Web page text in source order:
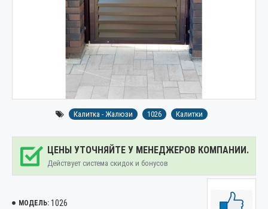
Калитка - Жалюзи 1026 Калитки
ЦЕНЫ УТОЧНЯЙТЕ У МЕНЕДЖЕРОВ КОМПАНИИ.
Действует система скидок и бонусов
МОДЕЛЬ: 1026